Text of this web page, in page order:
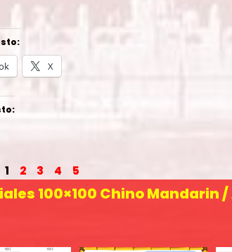
X
1 2 3 4 5
100×100 Chino Mandarin /